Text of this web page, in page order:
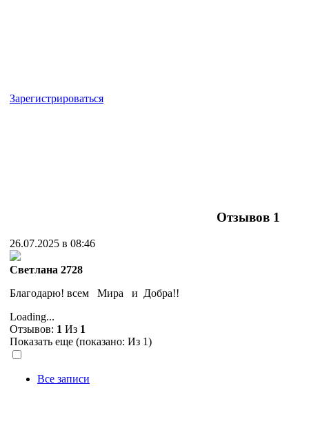
Зарегистрироваться
Отзывов 1
26.07.2025 в 08:46
Cветлана 2728
Благодарю! всем Мира и Добра!!
Loading...
Отзывов: 1 Из 1
Показать еще (показано: Из 1)
Все записи